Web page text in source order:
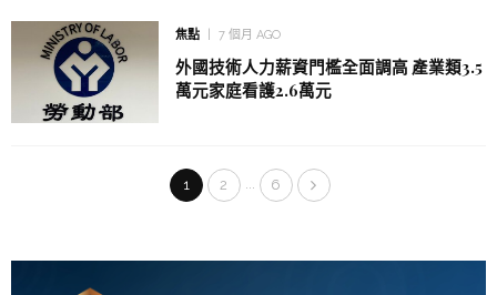
焦點 7 個月 AGO
外國技術人力薪資門檻全面調高 產業類3.5
萬元家庭看護2.6萬元
1 2 ... 6